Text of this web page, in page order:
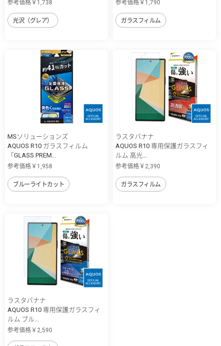
参考価格￥1,738
光沢（グレア）
参考価格￥1,790
ガラスフィルム
MSソリューションズ
AQUOS R10 ガラスフィルム
「GLASS PREM...
参考価格￥1,958
ブルーライトカット
ラスタバナナ
AQUOS R10 専用保護ガラスフィ
ルム 高光...
参考価格￥2,390
ガラスフィルム
ラスタバナナ
AQUOS R10 専用保護ガラスフィ
ルム ブル...
参考価格￥2,590